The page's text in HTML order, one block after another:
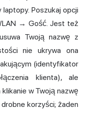
Poszukaj opcji
→ Gość. Jest też
Twoją nazwę z
nie ukrywa ona
(identyfikator
klienta), ale
w Twoją nazwę
korzyści; żaden